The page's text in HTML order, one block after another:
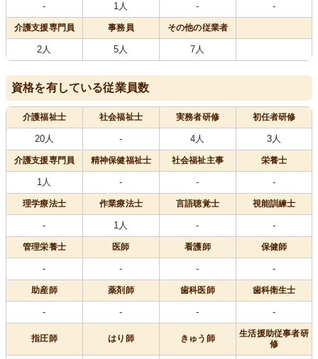
- 1人 - -
介護支援専門員 事務員 その他の従業者
2人 5人 7人
資格を有している従業員数
介護福祉士 社会福祉士 実務者研修 初任者研修
20人 - 4人 3人
介護支援専門員 精神保健福祉士 社会福祉主事 栄養士
1人 - - -
理学療法士 作業療法士 言語聴覚士 視能訓練士
- 1人 - -
管理栄養士 医師 看護師 保健師
- - - -
助産師 薬剤師 歯科医師 歯科衛生士
- - - -
指圧師 はり師 きゅう師
生活援助従事者研
修